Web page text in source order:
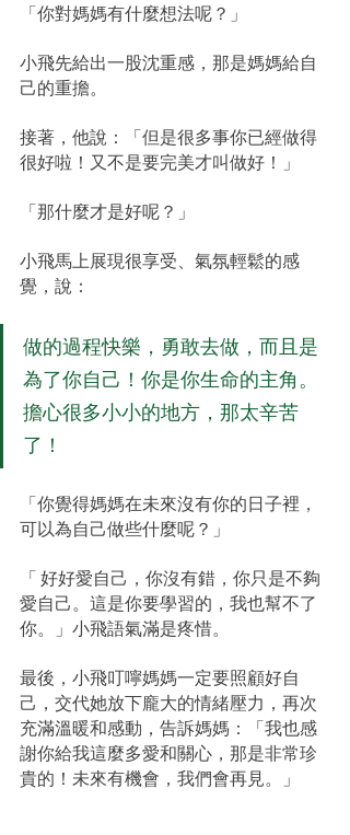
「你對媽媽有什麼想法呢？」
小飛先給出一股沈重感，那是媽媽給自
己的重擔。
接著，他說：「但是很多事你已經做得
很好啦！又不是要完美才叫做好！」
「那什麼才是好呢？」
小飛馬上展現很享受、氣氛輕鬆的感
覺，說：
做的過程快樂，勇敢去做，而且是
為了你自己！你是你生命的主角。
擔心很多小小的地方，那太辛苦
了！
「你覺得媽媽在未來沒有你的日子裡，
可以為自己做些什麼呢？」
「 好好愛自己，你沒有錯，你只是不夠
愛自己。這是你要學習的，我也幫不了
你。」小飛語氣滿是疼惜。
最後，小飛叮嚀媽媽一定要照顧好自
己，交代她放下龐大的情緒壓力，再次
充滿溫暖和感動，告訴媽媽：「我也感
謝你給我這麼多愛和關心，那是非常珍
貴的！未來有機會，我們會再見。」